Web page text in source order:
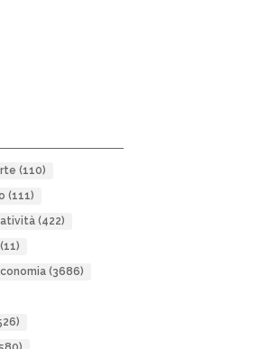
(110)
(111)
(422)
(11)
(3686)